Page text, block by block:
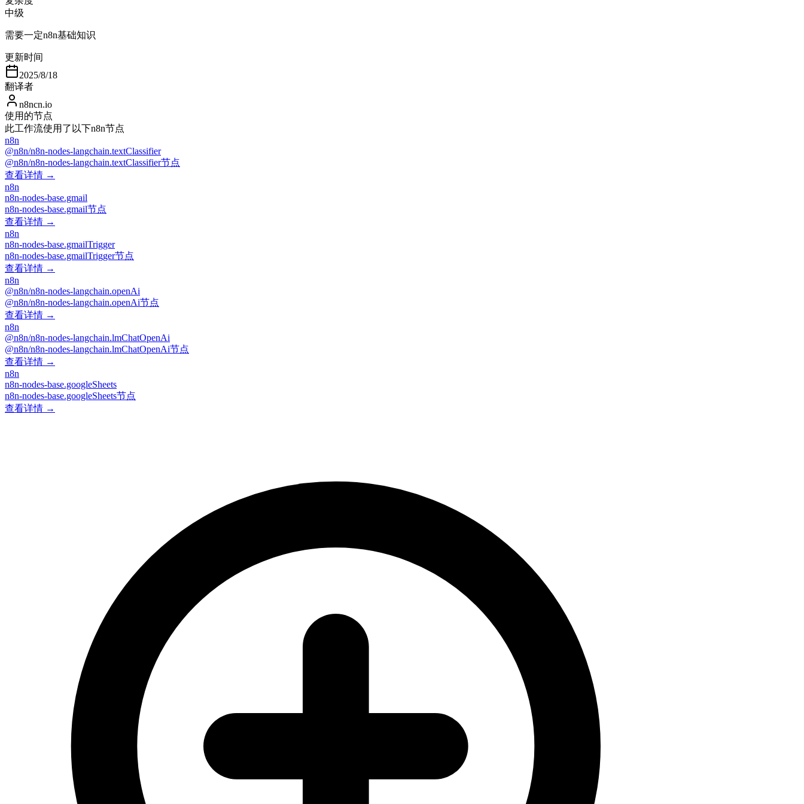
中级
需要一定n8n基础知识
更新时间
2025/8/18
翻译者
n8ncn.io
使用的节点
此工作流使用了以下n8n节点
n8n
@n8n/n8n-nodes-langchain.textClassifier
@n8n/n8n-nodes-langchain.textClassifier节点
查看详情 →
n8n
n8n-nodes-base.gmail
n8n-nodes-base.gmail节点
查看详情 →
n8n
n8n-nodes-base.gmailTrigger
n8n-nodes-base.gmailTrigger节点
查看详情 →
n8n
@n8n/n8n-nodes-langchain.openAi
@n8n/n8n-nodes-langchain.openAi节点
查看详情 →
n8n
@n8n/n8n-nodes-langchain.lmChatOpenAi
@n8n/n8n-nodes-langchain.lmChatOpenAi节点
查看详情 →
n8n
n8n-nodes-base.googleSheets
n8n-nodes-base.googleSheets节点
查看详情 →